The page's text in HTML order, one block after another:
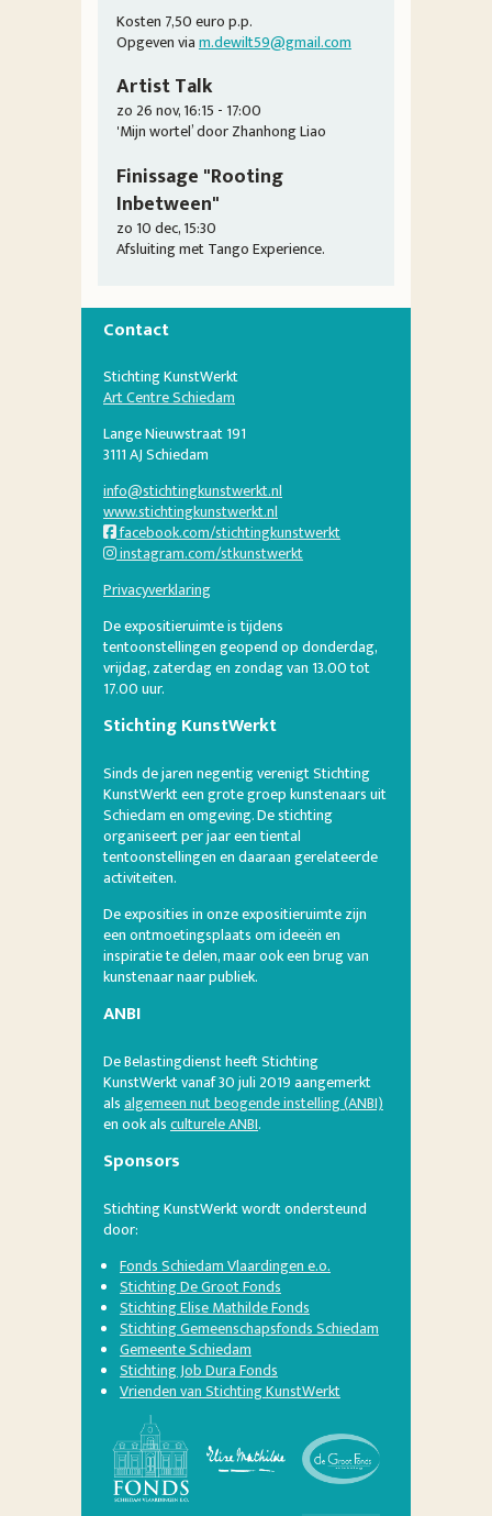
Kosten 7,50 euro p.p.
Opgeven viam.dewilt59@gmail.com
Artist Talk
zo 26 nov, 16:15 - 17:00
'Mijn wortel’ door Zhanhong Liao
Finissage "Rooting
Inbetween"
zo 10 dec, 15:30
Afsluiting met Tango Experience.
Contact
Stichting KunstWerkt
Art Centre Schiedam
Lange Nieuwstraat 191
3111 AJ Schiedam
info@stichtingkunstwerkt.nl
www.stichtingkunstwerkt.nl
facebook.com/stichtingkunstwerkt
instagram.com/stkunstwerkt
Privacyverklaring
De expositieruimte is tijdens
tentoonstellingen geopend op donderdag,
vrijdag, zaterdag en zondag van 13.00 tot
17.00 uur.
Stichting KunstWerkt
Sinds de jaren negentig verenigt Stichting
KunstWerkt een grote groep kunstenaars uit
Schiedam en omgeving. De stichting
organiseert per jaar een tiental
tentoonstellingen en daaraan gerelateerde
activiteiten.
De exposities in onze expositieruimte zijn
een ontmoetingsplaats om ideeën en
inspiratie te delen, maar ook een brug van
kunstenaar naar publiek.
ANBI
De Belastingdienst heeft Stichting
KunstWerkt vanaf 30 juli 2019 aangemerkt
alsalgemeen nut beogende instelling (ANBI)
en ook alsculturele ANBI.
Sponsors
Stichting KunstWerkt wordt ondersteund
door:
Fonds Schiedam Vlaardingen e.o.
Stichting De Groot Fonds
Stichting Elise Mathilde Fonds
Stichting Gemeenschapsfonds Schiedam
Gemeente Schiedam
Stichting Job Dura Fonds
Vrienden van Stichting KunstWerkt